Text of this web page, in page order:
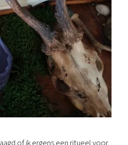
of ik ergens een ritueel voor